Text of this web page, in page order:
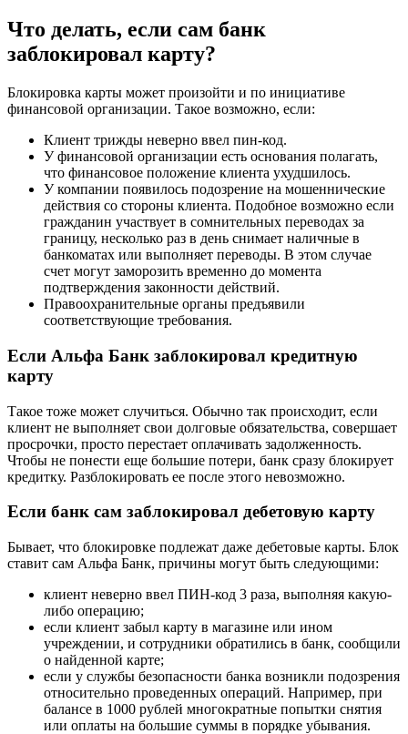
Что делать, если сам банк
заблокировал карту?
Блокировка карты может произойти и по инициативе
финансовой организации. Такое возможно, если:
Клиент трижды неверно ввел пин-код.
У финансовой организации есть основания полагать,
что финансовое положение клиента ухудшилось.
У компании появилось подозрение на мошеннические
действия со стороны клиента. Подобное возможно если
гражданин участвует в сомнительных переводах за
границу, несколько раз в день снимает наличные в
банкоматах или выполняет переводы. В этом случае
счет могут заморозить временно до момента
подтверждения законности действий.
Правоохранительные органы предъявили
соответствующие требования.
Если Альфа Банк заблокировал кредитную
карту
Такое тоже может случиться. Обычно так происходит, если
клиент не выполняет свои долговые обязательства, совершает
просрочки, просто перестает оплачивать задолженность.
Чтобы не понести еще большие потери, банк сразу блокирует
кредитку. Разблокировать ее после этого невозможно.
Если банк сам заблокировал дебетовую карту
Бывает, что блокировке подлежат даже дебетовые карты. Блок
ставит сам Альфа Банк, причины могут быть следующими:
клиент неверно ввел ПИН-код 3 раза, выполняя какую-
либо операцию;
если клиент забыл карту в магазине или ином
учреждении, и сотрудники обратились в банк, сообщили
о найденной карте;
если у службы безопасности банка возникли подозрения
относительно проведенных операций. Например, при
балансе в 1000 рублей многократные попытки снятия
или оплаты на большие суммы в порядке убывания.